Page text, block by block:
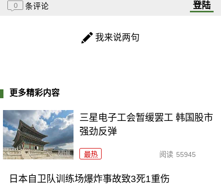
0 条评论 登陆
我来说两句
更多精彩内容
三星电子工会暂缓罢工 韩国股市
强劲反弹
最热 阅读 55945
日本自卫队训练场爆炸事故致3死1重伤